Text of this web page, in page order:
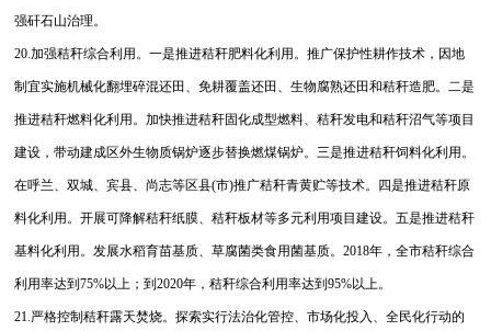
强矸石山治理。
20.加强秸秆综合利用。一是推进秸秆肥料化利用。推广保护性耕作技术，因地
制宜实施机械化翻埋碎混还田、免耕覆盖还田、生物腐熟还田和秸秆造肥。二是
推进秸秆燃料化利用。加快推进秸秆固化成型燃料、秸秆发电和秸秆沼气等项目
建设，带动建成区外生物质锅炉逐步替换燃煤锅炉。三是推进秸秆饲料化利用。
在呼兰、双城、宾县、尚志等区县(市)推广秸秆青黄贮等技术。四是推进秸秆原
料化利用。开展可降解秸秆纸膜、秸秆板材等多元利用项目建设。五是推进秸秆
基料化利用。发展水稻育苗基质、草腐菌类食用菌基质。2018年，全市秸秆综合
利用率达到75%以上；到2020年，秸秆综合利用率达到95%以上。
21.严格控制秸秆露天焚烧。探索实行法治化管控、市场化投入、全民化行动的